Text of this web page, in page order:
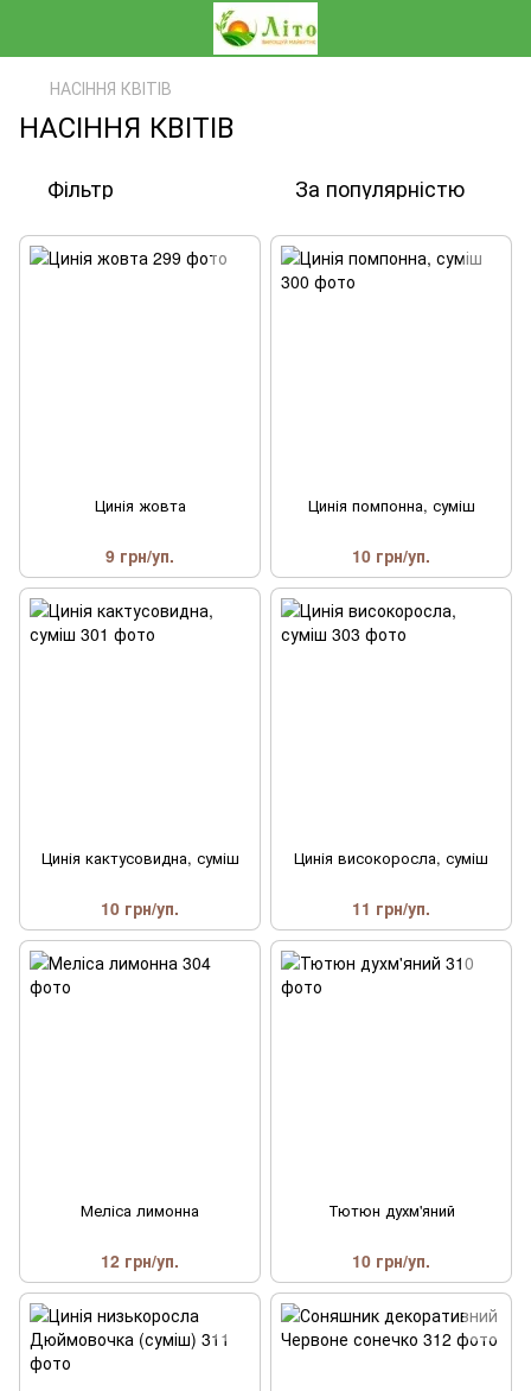
НАСІННЯ КВІТІВ
НАСІННЯ КВІТІВ
Фільтр За популярністю
Цинія жовта
9 грн/уп.
Цинія помпонна, суміш
10 грн/уп.
Цинія кактусовидна, суміш
10 грн/уп.
Цинія високоросла, суміш
11 грн/уп.
Меліса лимонна
12 грн/уп.
Тютюн духм'яний
10 грн/уп.